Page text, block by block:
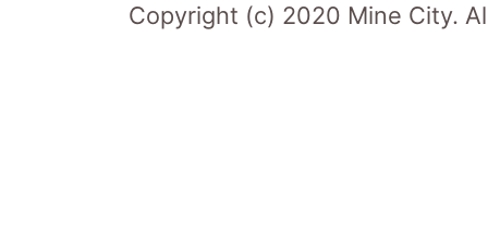
Copyright (c) 2020 Mine City.